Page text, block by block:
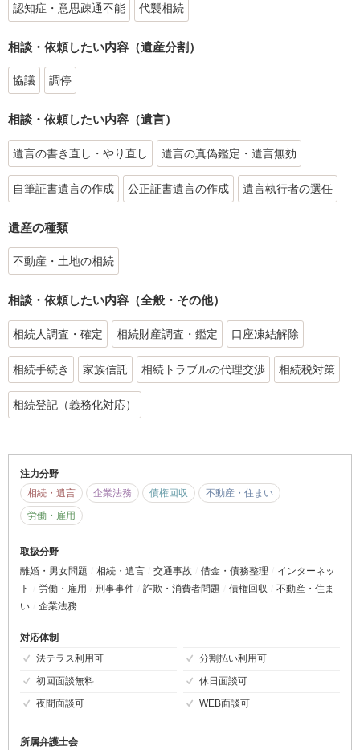
認知症・意思疎通不能 代襲相続
相談・依頼したい内容（遺産分割）
協議 調停
相談・依頼したい内容（遺言）
遺言の書き直し・やり直し 遺言の真偽鑑定・遺言無効
自筆証書遺言の作成 公正証書遺言の作成 遺言執行者の選任
遺産の種類
不動産・土地の相続
相談・依頼したい内容（全般・その他）
相続人調査・確定 相続財産調査・鑑定 口座凍結解除
相続手続き 家族信託 相続トラブルの代理交渉 相続税対策
相続登記（義務化対応）
注力分野
相続・遺言
企業法務 債権回収
不動産・住まい
労働・雇用
取扱分野
離婚・男女問題
相続・遺言 交通事故 借金・債務整理
インターネッ
ト
労働・雇用 刑事事件 詐欺・消費者問題 債権回収
不動産・住ま
い
企業法務
対応体制
法テラス利用可
分割払い利用可
初回面談無料
休日面談可
夜間面談可
WEB面談可
所属弁護士会